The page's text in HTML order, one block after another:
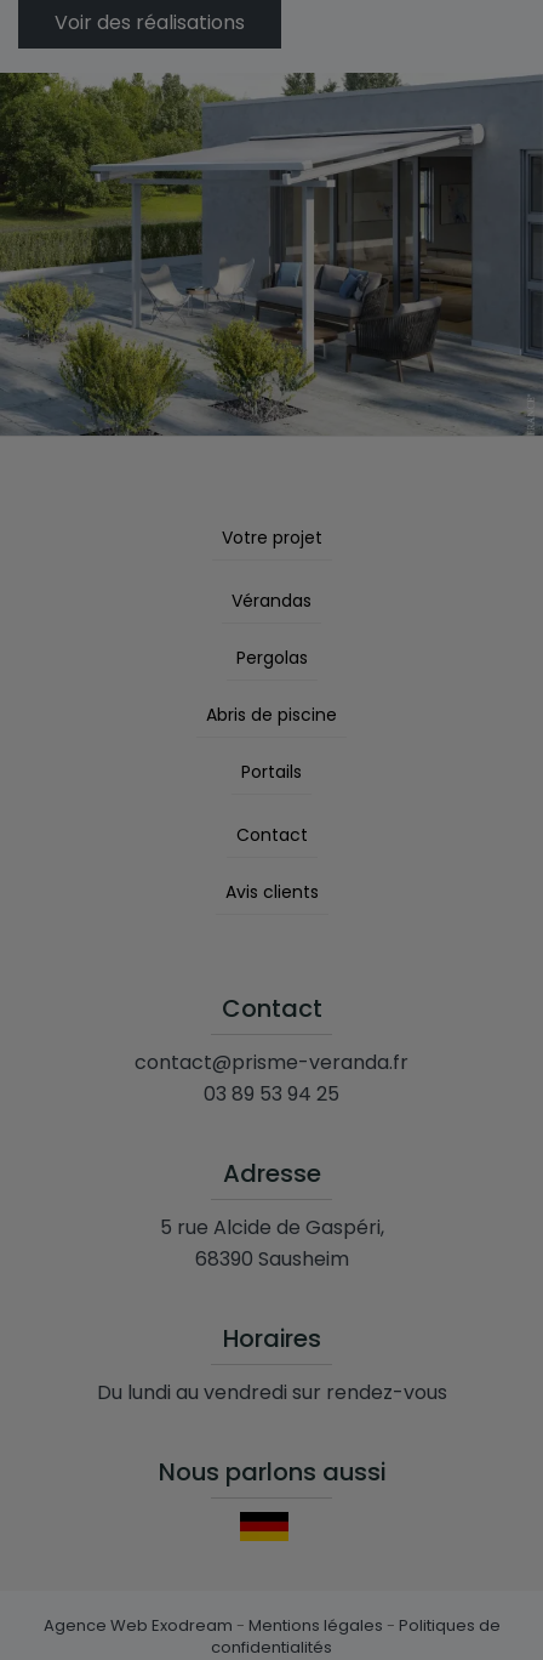
Voir des réalisations
Votre projet
Vérandas
Pergolas
Abris de piscine
Portails
Contact
Avis clients
Contact
contact@prisme-veranda.fr
03 89 53 94 25
Adresse
5 rue Alcide de Gaspéri,
68390 Sausheim
Horaires
Du lundi au vendredi sur rendez-vous
Nous parlons aussi
Agence Web Exodream - Mentions légales - Politiques de
confidentialités